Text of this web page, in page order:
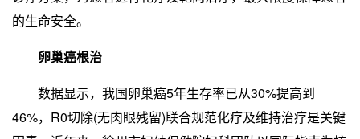
的生命安全。
卵巢癌根治
数据显示，我国卵巢癌5年生存率已从30%提高到
46%，R0切除(无肉眼残留)联合规范化疗及维持治疗是关键